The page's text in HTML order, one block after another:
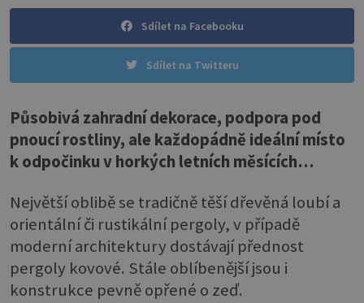
Sdílet na Facebooku
Sdílet na Twitteru
Působivá zahradní dekorace, podpora pod
pnoucí rostliny, ale každopádně ideální místo
k odpočinku v horkých letních měsících…
Největší oblibě se tradičně těší dřevěná loubí a
orientální či rustikální pergoly, v případě
moderní architektury dostávají přednost
pergoly kovové. Stále oblíbenější jsou i
konstrukce pevně opřené o zeď.